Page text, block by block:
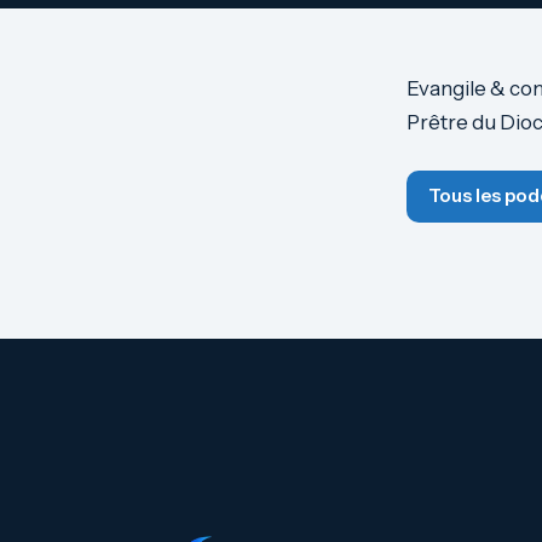
Evangile &
Prêtre du
Tous les